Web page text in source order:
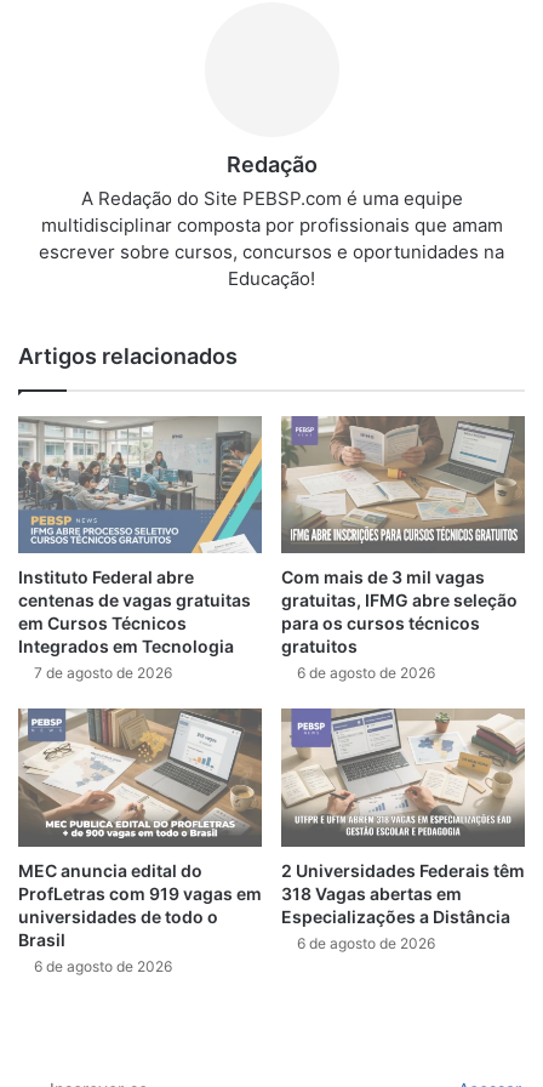
Redação
A Redação do Site PEBSP.com é uma equipe
multidisciplinar composta por profissionais que amam
escrever sobre cursos, concursos e oportunidades na
Educação!
Artigos relacionados
Instituto Federal abre
centenas de vagas gratuitas
em Cursos Técnicos
Integrados em Tecnologia
7 de agosto de 2026
Com mais de 3 mil vagas
gratuitas, IFMG abre seleção
para os cursos técnicos
gratuitos
6 de agosto de 2026
MEC anuncia edital do
ProfLetras com 919 vagas em
universidades de todo o
Brasil
6 de agosto de 2026
2 Universidades Federais têm
318 Vagas abertas em
Especializações a Distância
6 de agosto de 2026